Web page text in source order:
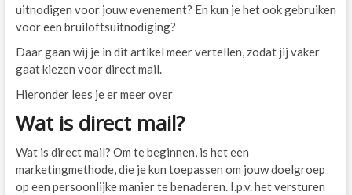
uitnodigen voor jouw evenement? En kun je het ook gebruiken
voor een bruiloftsuitnodiging?
Daar gaan wij je in dit artikel meer vertellen, zodat jij vaker
gaat kiezen voor direct mail.
Hieronder lees je er meer over
Wat is direct mail?
Wat is direct mail? Om te beginnen, is het een
marketingmethode, die je kun toepassen om jouw doelgroep
op een persoonlijke manier te benaderen. I.p.v. het versturen